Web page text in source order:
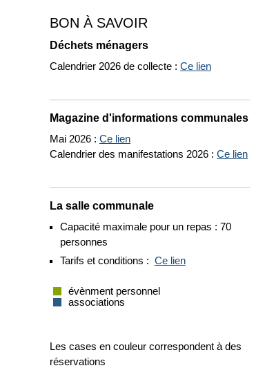
BON À SAVOIR
Déchets ménagers
Calendrier 2026 de collecte : Ce lien
Magazine d'informations communales
Mai 2026 : Ce lien
Calendrier des manifestations 2026 : Ce lien
La salle communale
Capacité maximale pour un repas : 70
personnes
Tarifs et conditions : Ce lien
évènment personnel
associations
Les cases en couleur correspondent à des
réservations